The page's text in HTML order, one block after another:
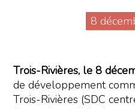
8
Trois-Rivières, le 8
de développement
Trois-Rivières (SDC